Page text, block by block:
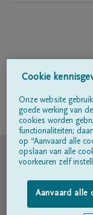
Volg ons op
Cookie
Onze website
goede werking van
cookies worden
functionaliteiten;
op “Aanvaard alle
opslaan van alle
voorkeuren zelf
Aanvaard alle